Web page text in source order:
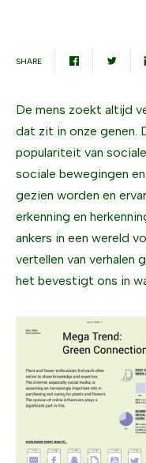
SHARE
De mens zoekt altijd
dat zit in onze genen.
populariteit van
sociale bewegingen
gezien worden en
erkenning en
ankers in een wereld
vertellen van verhalen
het bevestigt ons in